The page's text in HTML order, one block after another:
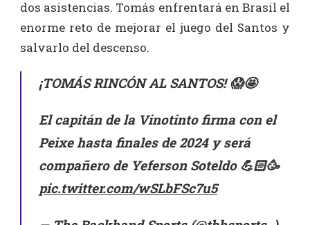
dos asistencias. Tomás enfrentará en Brasil el
enorme reto de mejorar el juego del Santos y
salvarlo del descenso.
¡TOMÁS RINCÓN AL SANTOS! 😱🤩
El capitán de la Vinotinto firma con el
Peixe hasta finales de 2024 y será
compañero de Yeferson Soteldo 💪🏻🥳
pic.twitter.com/wSLbFSc7u5